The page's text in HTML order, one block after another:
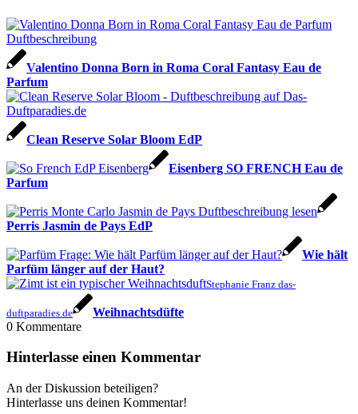
Valentino Donna Born in Roma Coral Fantasy Eau de
Parfum
Clean Reserve Solar Bloom EdP
Eisenberg SO FRENCH Eau de
Parfum
Perris Jasmin de Pays EdP
Wie hält
Parfüm länger auf der Haut?
Stephanie Franz das-
duftparadies.de
Weihnachtsdüfte
0 Kommentare
Hinterlasse einen Kommentar
An der Diskussion beteiligen?
Hinterlasse uns deinen Kommentar!